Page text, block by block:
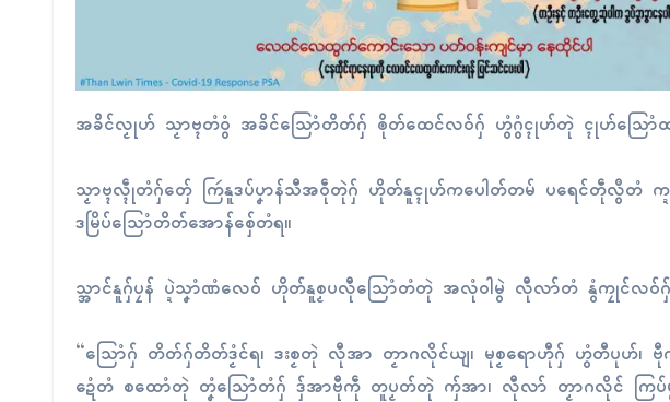
အခိၚ်လၟုဟ် သၟာဗ္ၚတံဝွံ အခိၚ်သြောံတိတ်ဂှ် ၜိုတ်ထေၚ်လဝ်ဂှ် ဟွံဂွံၚုဟ်တုဲ ၚုဟ်သြောံထ
သၟာဗ္ၚလ္ၚဵုတံဂှ်တှ်ေ ကြဴနူဒပ်ပၞာန်သီအဝဵုတုဲဂှ် ဟိုတ်နူၚုဟ်ကပေါတ်တမ် ပရေၚ်တဵုလွဳတံ က္
ဒမြိပ်သြောံတိတ်အောန်စှ်ေတံရ။
သ္အာၚ်နူဂှ်ပၠန် ပ္ဍဲသၞာံဏံလေဝ် ဟိုတ်နူစၟပလီုသြောံတံတုဲ အလုံဝါမွဲ လီုလာ်တံ နွံကၠုၚ်လဝ်ဂှ်ရ
“သြောံဂှ် တိတ်ဂှ်တိတ်ဒၟံၚ်ရ၊ ဒးစၟတုဲ လီုအာ တၟာဂလိုၚ်ယျ၊ မုစၟရောဟီုဂှ် ဟွံတီပုဟ်၊
ဍေံတံ စထောံတုဲ တၞံသြောံတံဂှ် ဒှ်အာဗီုကဵု တူပၟတ်တုဲ ကှ်အာ၊ လီုလာ် တၟာဂလိုၚ် ကြပ်မွဲ